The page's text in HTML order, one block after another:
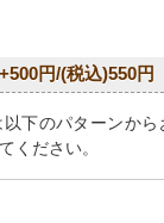
円/(税込)550円
下のパターンか
ください。